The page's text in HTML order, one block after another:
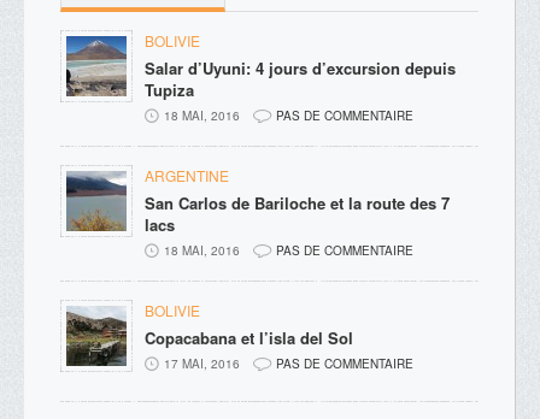
BOLIVIE
Salar d’Uyuni: 4 jours d’excursion depuis
Tupiza
18 MAI, 2016 PAS DE COMMENTAIRE
ARGENTINE
San Carlos de Bariloche et la route des 7
lacs
18 MAI, 2016 PAS DE COMMENTAIRE
BOLIVIE
Copacabana et l’isla del Sol
17 MAI, 2016 PAS DE COMMENTAIRE